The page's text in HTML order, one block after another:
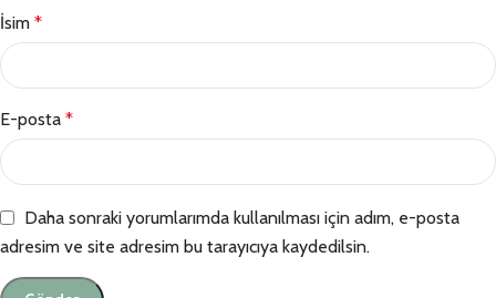
İsim *
E-posta *
Daha sonraki yorumlarımda kullanılması için adım, e-posta
adresim ve site adresim bu tarayıcıya kaydedilsin.